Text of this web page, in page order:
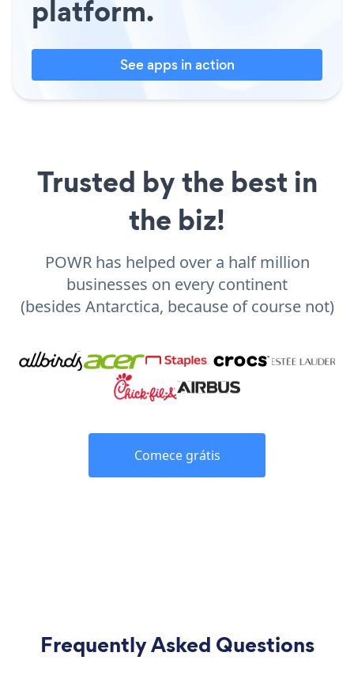
platform.
See apps in action
Trusted by the best in
the biz!
POWR has helped over a half million
businesses on every continent
(besides Antarctica, because of course not)
Comece grátis
Frequently Asked Questions